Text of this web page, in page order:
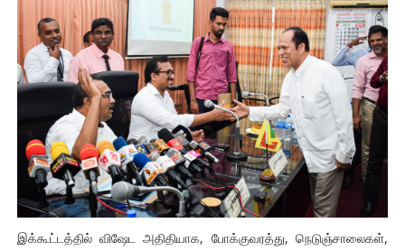
இக்கூட்டத்தில் விஷேட அதிதியாக, போக்குவரத்து, நெடுஞ்சாலைகள்,